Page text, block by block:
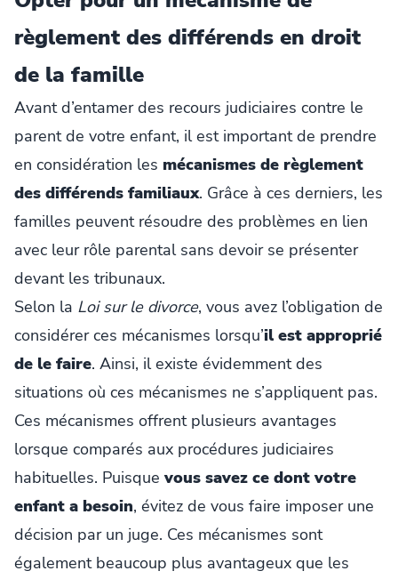
règlement des différends en droit
de la famille
Avant d’entamer des recours judiciaires contre le
parent de votre enfant, il est important de prendre
en considération les mécanismes de règlement
des différends familiaux. Grâce à ces derniers, les
familles peuvent résoudre des problèmes en lien
avec leur rôle parental sans devoir se présenter
devant les tribunaux.
Selon la Loi sur le divorce, vous avez l’obligation de
considérer ces mécanismes lorsqu’il est approprié
de le faire. Ainsi, il existe évidemment des
situations où ces mécanismes ne s’appliquent pas.
Ces mécanismes offrent plusieurs avantages
lorsque comparés aux procédures judiciaires
habituelles. Puisquevous savez ce dont votre
enfant a besoin, évitez de vous faire imposer une
décision par un juge. Ces mécanismes sont
également beaucoup plus avantageux que les